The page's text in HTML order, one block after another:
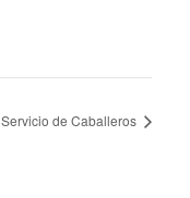
Servicio de Caballeros